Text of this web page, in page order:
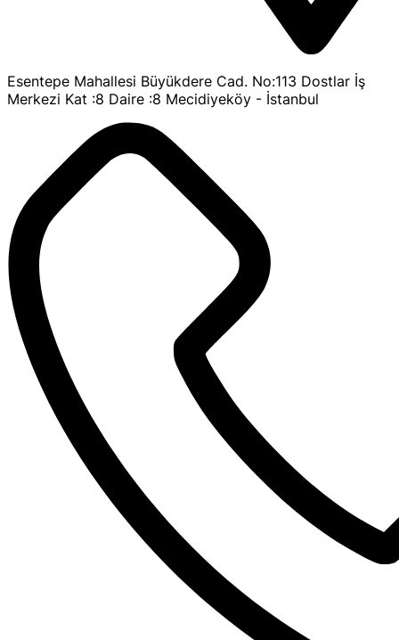
Esentepe Mahallesi Büyükdere Cad. No:113 Dostlar İş
Merkezi Kat :8 Daire :8 Mecidiyeköy - İstanbul